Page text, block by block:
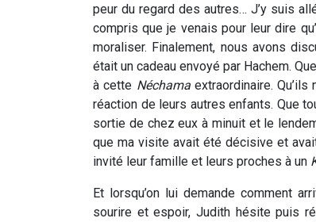
peur du regard des autres… J’y suis
compris que je venais pour leur dire
moraliser. Finalement, nous avons
était un cadeau envoyé par Hachem.
à cette Néchamaextraordinaire. Qu’ils
réaction de leurs autres enfants. Que
sortie de chez eux à minuit et le
que ma visite avait été décisive et
invité leur famille et leurs proches à un
Et lorsqu’on lui demande comment
sourire et espoir, Judith hésite puis